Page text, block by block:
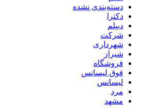
دسته‌بندی نشده
دکترا
دیپلم
شرکت
شهرداری
شیراز
فروشگاه
فوق لیسانس
لیسانس
مرد
مشهد